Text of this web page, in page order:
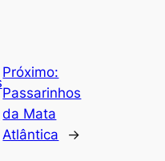
Próximo:
Passarinhos
da Mata
Atlântica
→